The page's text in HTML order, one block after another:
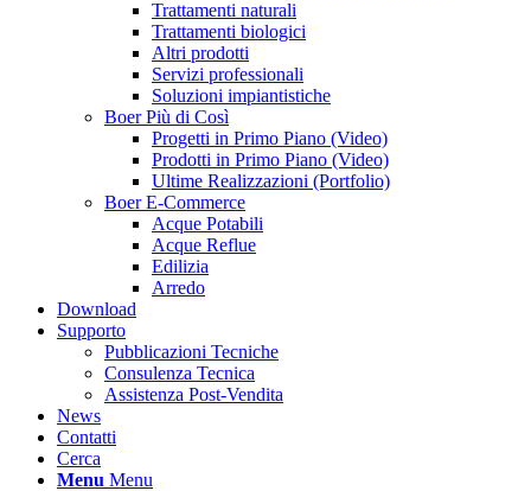
Trattamenti naturali
Trattamenti biologici
Altri prodotti
Servizi professionali
Soluzioni impiantistiche
Boer Più di Così
Progetti in Primo Piano (Video)
Prodotti in Primo Piano (Video)
Ultime Realizzazioni (Portfolio)
Boer E-Commerce
Acque Potabili
Acque Reflue
Edilizia
Arredo
Download
Supporto
Pubblicazioni Tecniche
Consulenza Tecnica
Assistenza Post-Vendita
News
Contatti
Cerca
Menu Menu